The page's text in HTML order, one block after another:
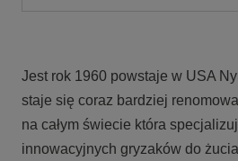
Jest rok 1960 powstaje w USA
staje się coraz bardziej
na całym świecie która
innowacyjnych gryzaków do